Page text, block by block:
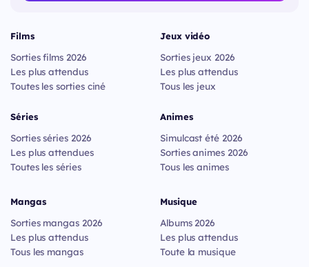
Films
Sorties films 2026
Les plus attendus
Toutes les sorties ciné
Séries
Sorties séries 2026
Les plus attendues
Toutes les séries
Jeux vidéo
Sorties jeux 2026
Les plus attendus
Tous les jeux
Animes
Simulcast été 2026
Sorties animes 2026
Tous les animes
Mangas
Sorties mangas 2026
Les plus attendus
Tous les mangas
Musique
Albums 2026
Les plus attendus
Toute la musique